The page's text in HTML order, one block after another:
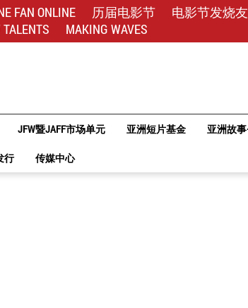
FAN ONLINE 历届电影节
电影节发烧友
MAKING WAVES
JFW暨JAFF市场单元 亚洲短片基金 亚洲故事
行 传媒中心